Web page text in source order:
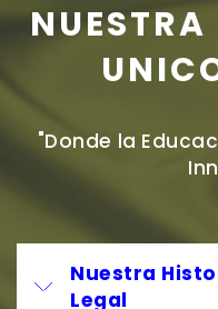
"Donde la
Nuestra
Legal